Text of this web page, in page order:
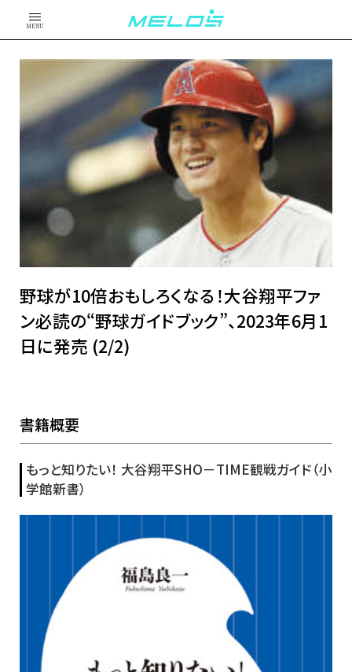
MENU
野球が10倍おもしろくなる！大谷翔平ファ
ン必読の“野球ガイドブック”、2023年6月1
日に発売 (2/2)
書籍概要
もっと知りたい！ 大谷翔平SHO－TIME観戦ガイド（小
学館新書）